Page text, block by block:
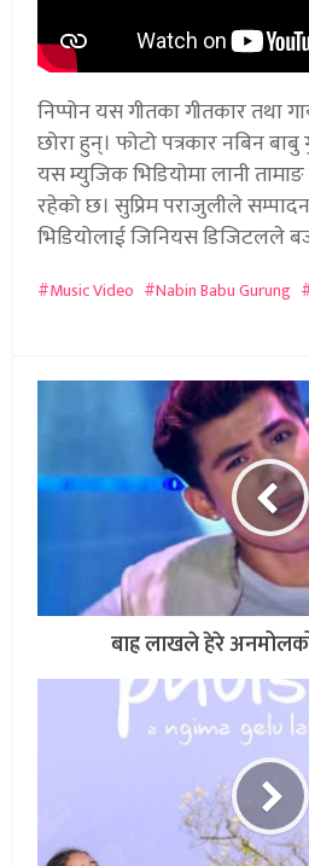
निप्पोन यस गीतका गीतकार तथा
छोरा हुन्। फोटो पत्रकार नबिन
यस म्युजिक भिडियोमा लानी
रहेको छ। सुप्रिम पराजुलीले
भिडियोलाई जिनियस डिजिटलले
Music Video Nabin Babu Gurung
बाह्र लाखले हेरे